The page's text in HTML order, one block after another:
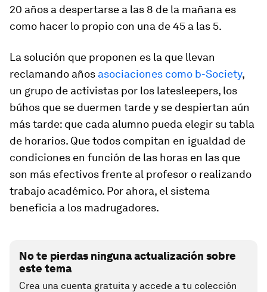
20 años a despertarse a las 8 de la mañana es
como hacer lo propio con una de 45 a las 5.
La solución que proponen es la que llevan
reclamando años asociaciones como b-Society,
un grupo de activistas por los latesleepers, los
búhos que se duermen tarde y se despiertan aún
más tarde: que cada alumno pueda elegir su tabla
de horarios. Que todos compitan en igualdad de
condiciones en función de las horas en las que
son más efectivos frente al profesor o realizando
trabajo académico. Por ahora, el sistema
beneficia a los madrugadores.
No te pierdas ninguna actualización sobre
este tema
Crea una cuenta gratuita y accede a tu colección